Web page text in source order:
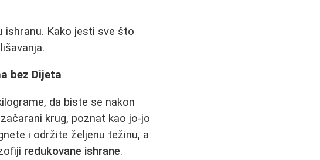
ishranu. Kako jesti sve što
bez Dijeta
da biste se nakon
krug, poznat kao jo-jo
i održite željenu težinu, a
redukovane ishrane.